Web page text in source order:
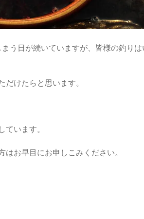
う日が続いていますが、皆様の釣りは
けたらと思います。
ています。
お早目にお申しこみください。